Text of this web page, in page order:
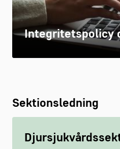
Integritetspolicy
Sektionsledning